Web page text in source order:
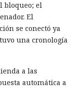
bloqueo; el
El
se conectó ya
una cronología
a las
automática a